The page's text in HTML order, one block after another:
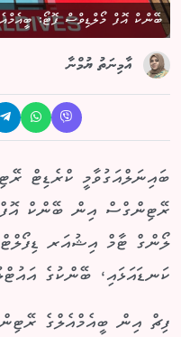
ބޭންކް އޮފް މޯލްޑިވްސް ފޮޓޯ:
އާމިނަތު ޔުމްނާ
ބައިނަލްއަގުވާމީ ކްރެޑިޓް
ރޭޓިންގްސް އިން ބޭންކް އޮފް
ކަނޑައަޅައި، ބޭންކުގެ
ފިޗް އިން ބީއެމްއެލްގެ